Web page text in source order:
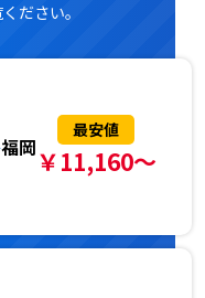
ださい。
福岡
最安値
￥11,160～